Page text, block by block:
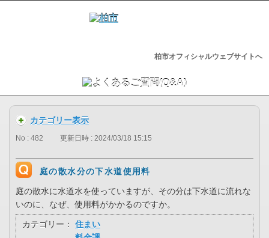
柏市オフィシャルウェブサイトへ
カテゴリー表示
No : 482 更新日時 : 2024/03/18 15:15
庭の散水分の下水道使用料
庭の散水に水道水を使っていますが、その分は下水道に流れな
いのに、なぜ、使用料がかかるのですか。
カテゴリー：
住まい